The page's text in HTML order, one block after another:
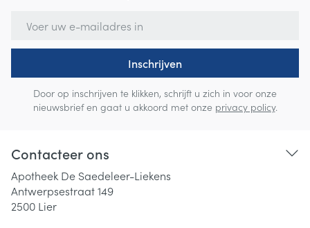
Inschrijven
Door op inschrijven te klikken, schrijft u zich in voor onze
nieuwsbrief en gaat u akkoord met onze privacy policy.
Contacteer ons
Apotheek De Saedeleer-Liekens
Antwerpsestraat 149
2500 Lier